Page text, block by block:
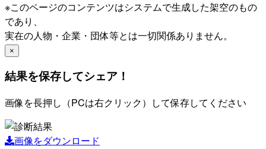
※このページのコンテンツはシステムで生成した架空のもの
であり、
実在の人物・企業・団体等とは一切関係ありません。
×
結果を保存してシェア！
画像を長押し（PCは右クリック）して保存してください
画像をダウンロード